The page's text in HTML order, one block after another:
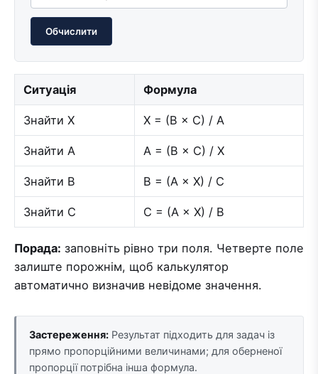
Обчислити
Ситуація Формула
Знайти X X = (B × C) / A
Знайти A A = (B × C) / X
Знайти B B = (A × X) / C
Знайти C C = (A × X) / B
Порада: заповніть рівно три поля. Четверте поле
залиште порожнім, щоб калькулятор
автоматично визначив невідоме значення.
Застереження: Результат підходить для задач із
прямо пропорційними величинами; для оберненої
пропорції потрібна інша формула.